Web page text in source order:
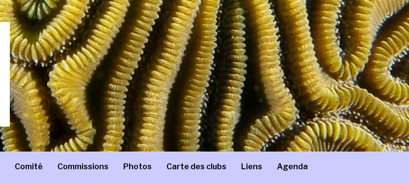
Comité Commissions Photos Carte des clubs Liens Agenda